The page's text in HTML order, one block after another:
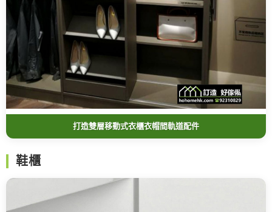
打造雙層移動式衣櫃衣帽間軌道配件
鞋櫃